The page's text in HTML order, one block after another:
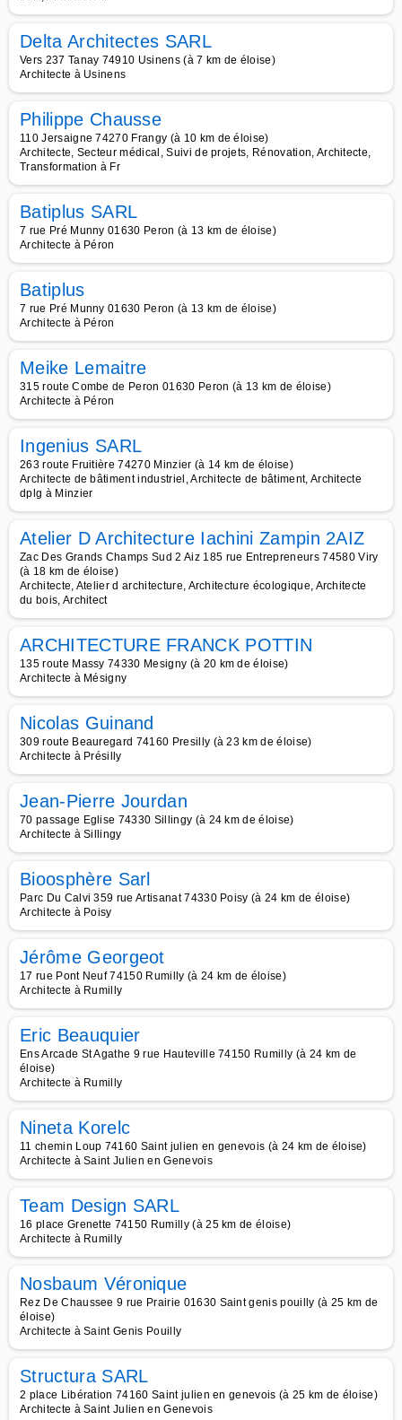
Delta Architectes SARL
Vers 237 Tanay 74910 Usinens (à 7 km de éloise)
Architecte à Usinens
Philippe Chausse
110 Jersaigne 74270 Frangy (à 10 km de éloise)
Architecte, Secteur médical, Suivi de projets, Rénovation, Architecte,
Transformation à Fr
Batiplus SARL
7 rue Pré Munny 01630 Peron (à 13 km de éloise)
Architecte à Péron
Batiplus
7 rue Pré Munny 01630 Peron (à 13 km de éloise)
Architecte à Péron
Meike Lemaitre
315 route Combe de Peron 01630 Peron (à 13 km de éloise)
Architecte à Péron
Ingenius SARL
263 route Fruitière 74270 Minzier (à 14 km de éloise)
Architecte de bâtiment industriel, Architecte de bâtiment, Architecte
dplg à Minzier
Atelier D Architecture Iachini Zampin 2AIZ
Zac Des Grands Champs Sud 2 Aiz 185 rue Entrepreneurs 74580 Viry
(à 18 km de éloise)
Architecte, Atelier d architecture, Architecture écologique, Architecte
du bois, Architect
ARCHITECTURE FRANCK POTTIN
135 route Massy 74330 Mesigny (à 20 km de éloise)
Architecte à Mésigny
Nicolas Guinand
309 route Beauregard 74160 Presilly (à 23 km de éloise)
Architecte à Présilly
Jean-Pierre Jourdan
70 passage Eglise 74330 Sillingy (à 24 km de éloise)
Architecte à Sillingy
Bioosphère Sarl
Parc Du Calvi 359 rue Artisanat 74330 Poisy (à 24 km de éloise)
Architecte à Poisy
Jérôme Georgeot
17 rue Pont Neuf 74150 Rumilly (à 24 km de éloise)
Architecte à Rumilly
Eric Beauquier
Ens Arcade St Agathe 9 rue Hauteville 74150 Rumilly (à 24 km de
éloise)
Architecte à Rumilly
Nineta Korelc
11 chemin Loup 74160 Saint julien en genevois (à 24 km de éloise)
Architecte à Saint Julien en Genevois
Team Design SARL
16 place Grenette 74150 Rumilly (à 25 km de éloise)
Architecte à Rumilly
Nosbaum Véronique
Rez De Chaussee 9 rue Prairie 01630 Saint genis pouilly (à 25 km de
éloise)
Architecte à Saint Genis Pouilly
Structura SARL
2 place Libération 74160 Saint julien en genevois (à 25 km de éloise)
Architecte à Saint Julien en Genevois